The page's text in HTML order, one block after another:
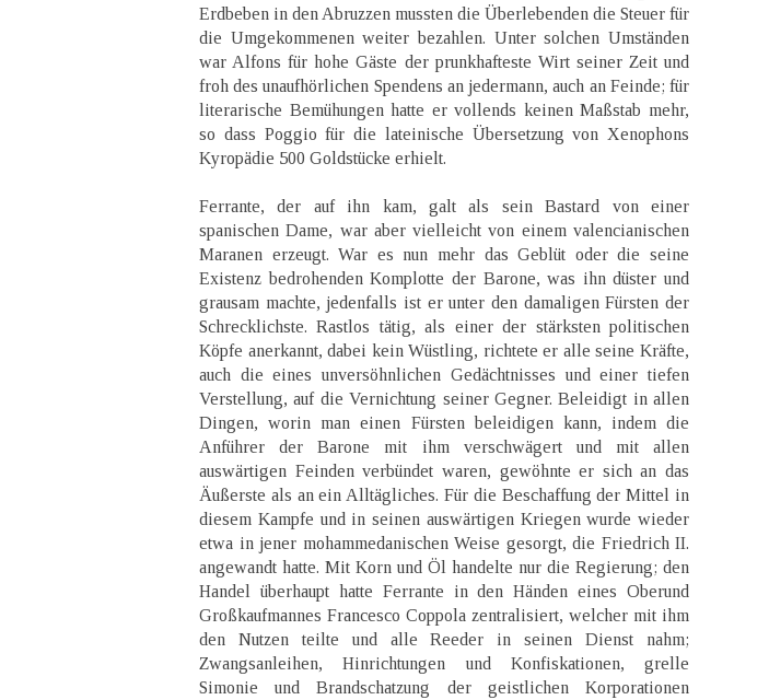
Erdbeben in den Abruzzen mussten die Überlebenden die Steuer für
die Umgekommenen weiter bezahlen. Unter solchen Umständen
war Alfons für hohe Gäste der prunkhafteste Wirt seiner Zeit und
froh des unaufhörlichen Spendens an jedermann, auch an Feinde; für
literarische Bemühungen hatte er vollends keinen Maßstab mehr,
so dass Poggio für die lateinische Übersetzung von Xenophons
Kyropädie 500 Goldstücke erhielt.
Ferrante, der auf ihn kam, galt als sein Bastard von einer
spanischen Dame, war aber vielleicht von einem valencianischen
Maranen erzeugt. War es nun mehr das Geblüt oder die seine
Existenz bedrohenden Komplotte der Barone, was ihn düster und
grausam machte, jedenfalls ist er unter den damaligen Fürsten der
Schrecklichste. Rastlos tätig, als einer der stärksten politischen
Köpfe anerkannt, dabei kein Wüstling, richtete er alle seine Kräfte,
auch die eines unversöhnlichen Gedächtnisses und einer tiefen
Verstellung, auf die Vernichtung seiner Gegner. Beleidigt in allen
Dingen, worin man einen Fürsten beleidigen kann, indem die
Anführer der Barone mit ihm verschwägert und mit allen
auswärtigen Feinden verbündet waren, gewöhnte er sich an das
Äußerste als an ein Alltägliches. Für die Beschaffung der Mittel in
diesem Kampfe und in seinen auswärtigen Kriegen wurde wieder
etwa in jener mohammedanischen Weise gesorgt, die Friedrich II.
angewandt hatte. Mit Korn und Öl handelte nur die Regierung; den
Handel überhaupt hatte Ferrante in den Händen eines Oberund
Großkaufmannes Francesco Coppola zentralisiert, welcher mit ihm
den Nutzen teilte und alle Reeder in seinen Dienst nahm;
Zwangsanleihen, Hinrichtungen und Konfiskationen, grelle
Simonie und Brandschatzung der geistlichen Korporationen